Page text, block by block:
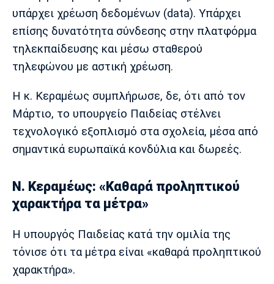
υπάρχει χρέωση δεδομένων (data). Υπάρχει
επίσης δυνατότητα σύνδεσης στην πλατφόρμα
τηλεκπαίδευσης και μέσω σταθερού
τηλεφώνου με αστική χρέωση.
Η κ. Κεραμέως συμπλήρωσε, δε, ότι από τον
Μάρτιο, το υπουργείο Παιδείας στέλνει
τεχνολογικό εξοπλισμό στα σχολεία, μέσα από
σημαντικά ευρωπαϊκά κονδύλια και δωρεές.
Ν. Κεραμέως: «Καθαρά προληπτικού
χαρακτήρα τα μέτρα»
Η υπουργός Παιδείας κατά την ομιλία της
τόνισε ότι τα μέτρα είναι «καθαρά προληπτικού
χαρακτήρα».